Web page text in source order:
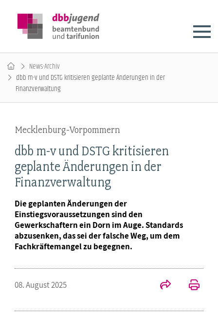
News-Archiv
dbb m-v und DSTG kritisieren geplante Änderungen in der
Finanzverwaltung
Mecklenburg-Vorpommern
dbb m-v und DSTG kritisieren
geplante Änderungen in der
Finanzverwaltung
Die geplanten Änderungen der
Einstiegsvoraussetzungen sind den
Gewerkschaftern ein Dorn im Auge. Standards
abzusenken, das sei der falsche Weg, um dem
Fachkräftemangel zu begegnen.
08. August 2025